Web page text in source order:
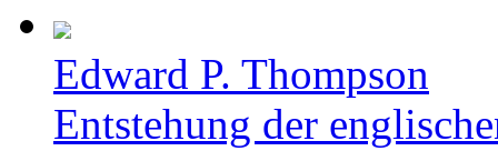
Edward P. Thompson
Entstehung der